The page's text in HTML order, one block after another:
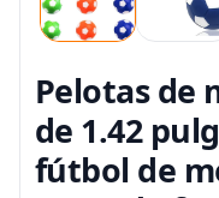
Pelotas de
de 1.42
fútbol de